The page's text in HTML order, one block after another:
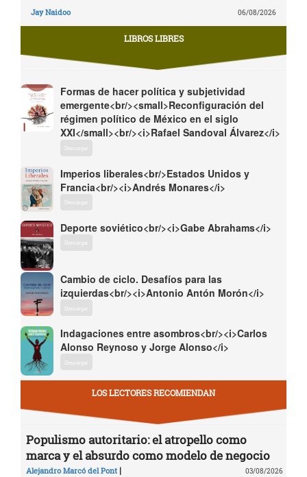
Jay Naidoo 06/08/2026
LIBROS LIBRES
Formas de hacer política y subjetividad
emergente<br/><small>Reconfiguración del
régimen político de México en el siglo
XXI</small><br/><i>Rafael Sandoval Álvarez</i>
Descargar
Imperios liberales<br/>Estados Unidos y
Francia<br/><i>Andrés Monares</i>
Descargar
Deporte soviético<br/><i>Gabe Abrahams</i>
Descargar
Cambio de ciclo. Desafíos para las
izquierdas<br/><i>Antonio Antón Morón</i>
Descargar
Indagaciones entre asombros<br/><i>Carlos
Alonso Reynoso y Jorge Alonso</i>
Descargar
LOS LECTORES RECOMIENDAN
Populismo autoritario: el atropello como
marca y el absurdo como modelo de negocio
Alejandro Marcó del Pont | 03/08/2026